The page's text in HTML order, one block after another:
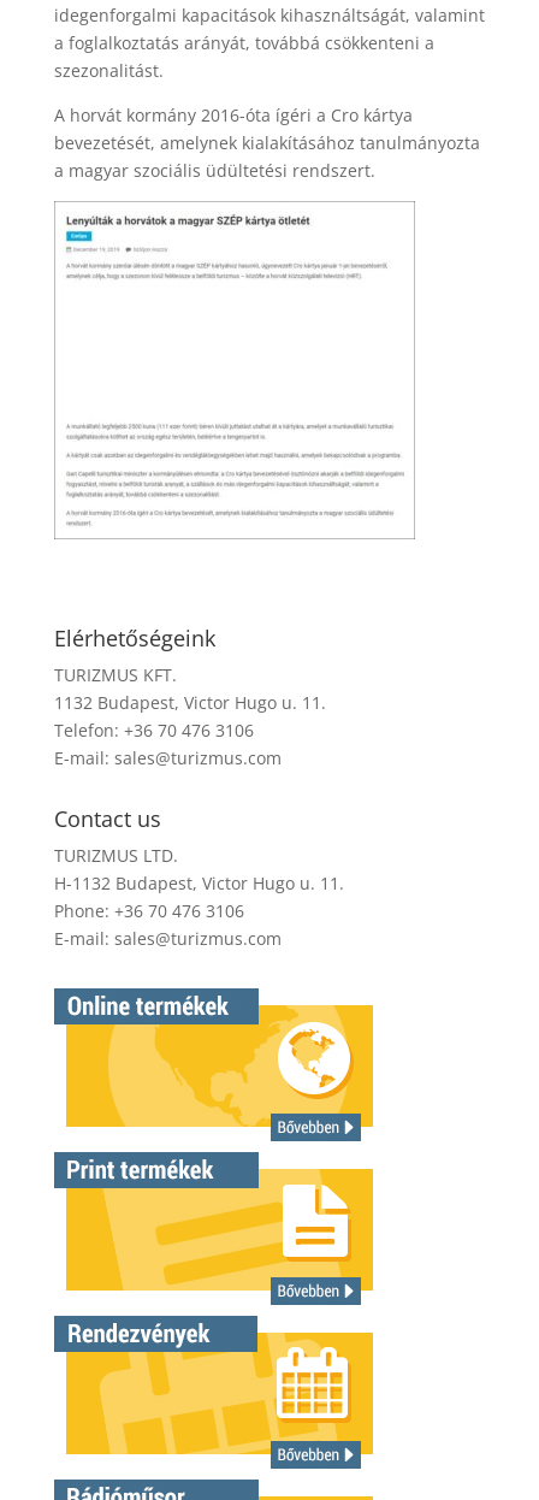
idegenforgalmi kapacitások kihasználtságát, valamint
a foglalkoztatás arányát, továbbá csökkenteni a
szezonalitást.
A horvát kormány 2016-óta ígéri a Cro kártya
bevezetését, amelynek kialakításához tanulmányozta
a magyar szociális üdültetési rendszert.
Elérhetőségeink
TURIZMUS KFT.
1132 Budapest, Victor Hugo u. 11.
Telefon: +36 70 476 3106
E-mail: sales@turizmus.com
Contact us
TURIZMUS LTD.
H-1132 Budapest, Victor Hugo u. 11.
Phone: +36 70 476 3106
E-mail: sales@turizmus.com